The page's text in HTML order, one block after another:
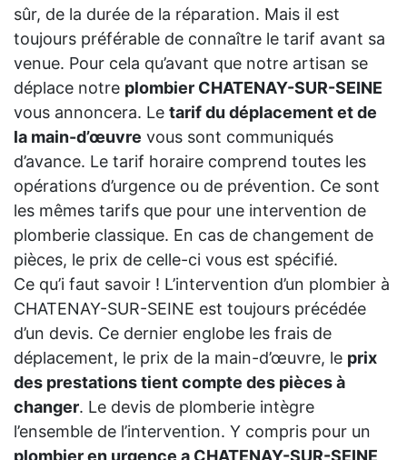
sûr, de la durée de la réparation. Mais il est
toujours préférable de connaître le tarif avant sa
venue. Pour cela qu’avant que notre artisan se
déplace notre plombier CHATENAY-SUR-SEINE
vous annoncera. Le tarif du déplacement et de
la main-d’œuvre vous sont communiqués
d’avance. Le tarif horaire comprend toutes les
opérations d’urgence ou de prévention. Ce sont
les mêmes tarifs que pour une intervention de
plomberie classique. En cas de changement de
pièces, le prix de celle-ci vous est spécifié.
Ce qu’i faut savoir ! L’intervention d’un plombier à
CHATENAY-SUR-SEINE est toujours précédée
d’un devis. Ce dernier englobe les frais de
déplacement, le prix de la main-d’œuvre, le prix
des prestations tient compte des pièces à
changer. Le devis de plomberie intègre
l’ensemble de l’intervention. Y compris pour un
plombier en urgence a CHATENAY-SUR-SEINE